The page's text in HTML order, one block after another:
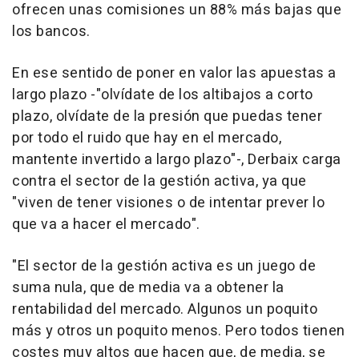
ofrecen unas comisiones un 88% más bajas que
los bancos.
En ese sentido de poner en valor las apuestas a
largo plazo -"olvídate de los altibajos a corto
plazo, olvídate de la presión que puedas tener
por todo el ruido que hay en el mercado,
mantente invertido a largo plazo"-, Derbaix carga
contra el sector de la gestión activa, ya que
"viven de tener visiones o de intentar prever lo
que va a hacer el mercado".
"El sector de la gestión activa es un juego de
suma nula, que de media va a obtener la
rentabilidad del mercado. Algunos un poquito
más y otros un poquito menos. Pero todos tienen
costes muy altos que hacen que, de media, se